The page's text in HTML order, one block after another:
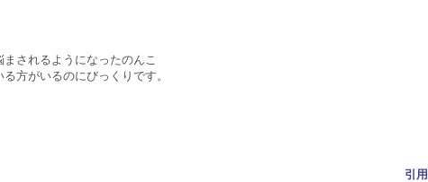
されるようになったのんこ
方がいるのにびっくりです。
引